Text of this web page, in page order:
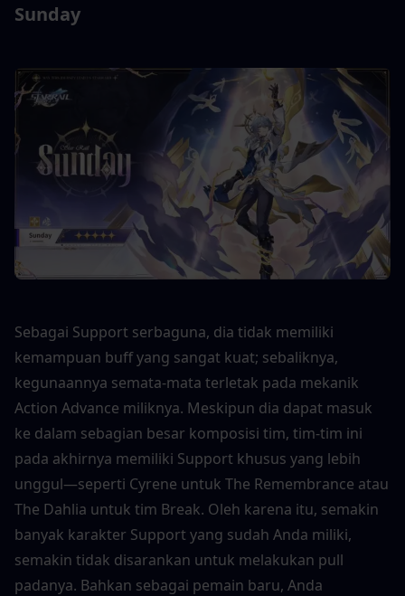
Sunday
Sebagai Support serbaguna, dia tidak memiliki
kemampuan buff yang sangat kuat; sebaliknya,
kegunaannya semata-mata terletak pada mekanik
Action Advance miliknya. Meskipun dia dapat masuk
ke dalam sebagian besar komposisi tim, tim-tim ini
pada akhirnya memiliki Support khusus yang lebih
unggul—seperti Cyrene untuk The Remembrance atau
The Dahlia untuk tim Break. Oleh karena itu, semakin
banyak karakter Support yang sudah Anda miliki,
semakin tidak disarankan untuk melakukan pull
padanya. Bahkan sebagai pemain baru, Anda